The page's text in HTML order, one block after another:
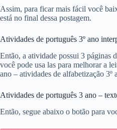
Assim, para ficar mais fácil você
está no final dessa postagem.
Atividades de português 3º ano
Então, a atividade possui 3 páginas
você pode usa las para melhorar a
ano – atividades de alfabetização 3º
Atividades de português 3 ano –
Então, segue abaixo o botão para